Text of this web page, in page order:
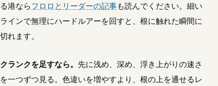
る港ならフロロとリーダーの記事も読んでください。細い
ラインで無理にハードルアーを回すと、根に触れた瞬間に
切れます。
クランクを足すなら。 先に浅め、深め、浮き上がりの速さ
を一つずつ見る。色違いを増やすより、根の上を通せるレ